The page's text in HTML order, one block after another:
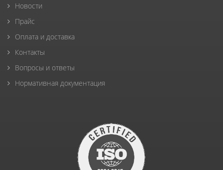
Новости
Прайс
Оплата и доставка
Контакты
Вопросы и ответы
Нормативная документация